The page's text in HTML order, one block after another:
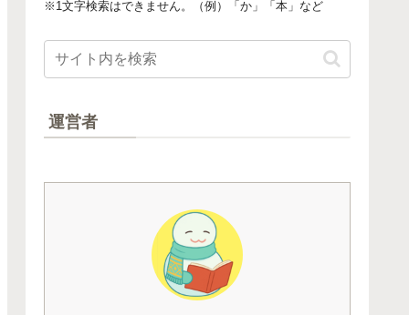
※1文字検索はできません。（例）「か」「本」など
運営者